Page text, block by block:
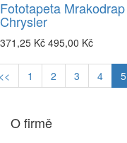
Fototapeta Mrakodrap
Chrysler
371,25 Kč 495,00 Kč
1 2 3 4 5
O firmě